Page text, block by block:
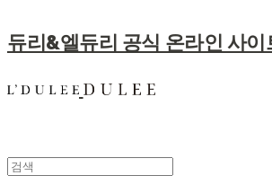
듀리&엘듀리 공식 온라인 사이